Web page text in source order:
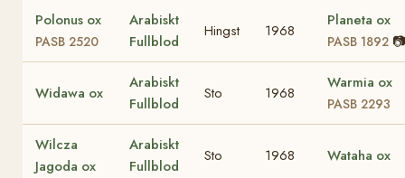
Polonus ox
PASB 2520
Arabiskt
Fullblod
Hingst 1968
Planeta ox
PASB 1892 📷
Widawa ox
Arabiskt
Fullblod
Sto 1968
Warmia ox
PASB 2293
Wilcza
Jagoda ox
Arabiskt
Fullblod
Sto 1968 Wataha ox